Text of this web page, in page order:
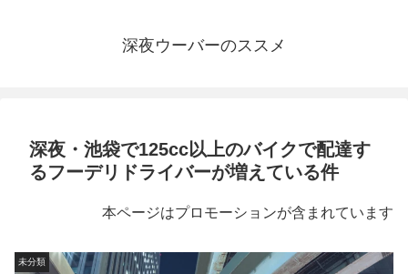
深夜ウーバーのススメ
深夜・池袋で125cc以上のバイクで配達す
るフーデリドライバーが増えている件
本ページはプロモーションが含まれています
未分類